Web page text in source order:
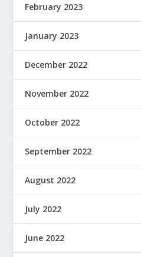
February 2023
January 2023
December 2022
November 2022
October 2022
September 2022
August 2022
July 2022
June 2022